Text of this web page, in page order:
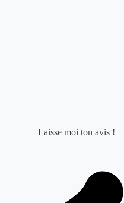
Laisse moi ton avis !